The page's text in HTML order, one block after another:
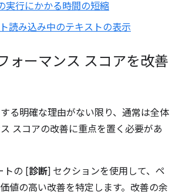
実行にかかる時間の短縮
読み込み中のテキストの表示
ォーマンス スコアを改善
る明確な理由がない限り、通常は全体
スコアの改善に重点を置く必要があ
トの [診断] セクションを使用して、ペ
値の高い改善を特定します。改善の余